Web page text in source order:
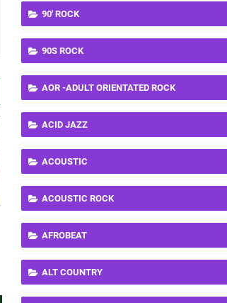
90' ROCK
90S ROCK
AOR -ADULT ORIENTATED ROCK
ACID JAZZ
ACOUSTIC
ACOUSTIC ROCK
AFROBEAT
ALT COUNTRY